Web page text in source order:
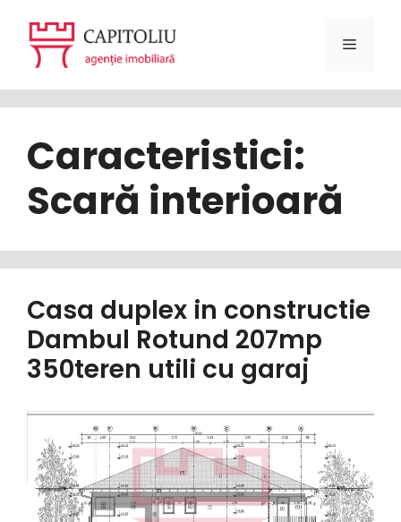
conținut
Meniu
Caracteristici:
Scară interioară
Casa duplex in constructie
Dambul Rotund 207mp
350teren utili cu garaj